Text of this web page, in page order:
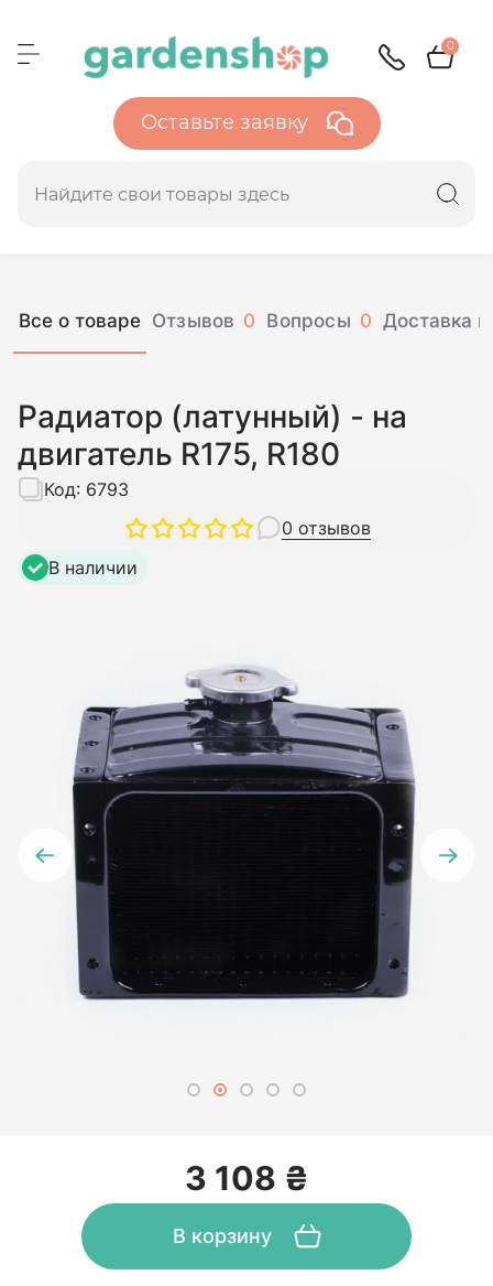
0
Оставьте заявку
Все о товаре Отзывов 0 Вопросы 0 Доставка и
Радиатор (латунный) - на
двигатель R175, R180
0 отзывов
Код: 6793
В наличии
3 108 ₴
В корзину